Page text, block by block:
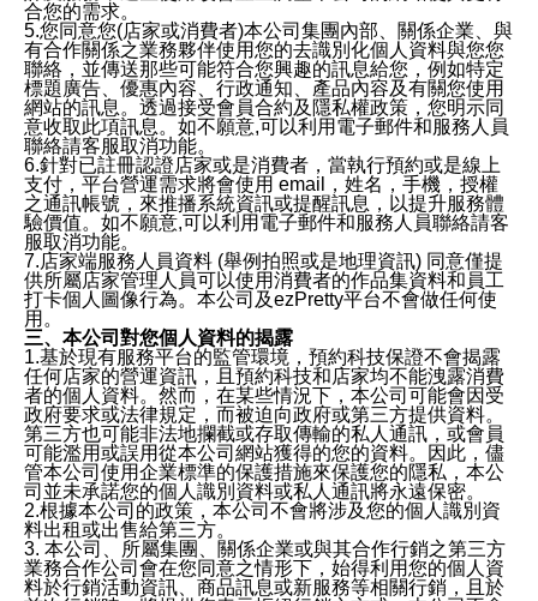
合您的需求。
5.您同意您(店家或消費者)本公司集團內部、關係企業、與
有合作關係之業務夥伴使用您的去識別化個人資料與您您
聯絡，並傳送那些可能符合您興趣的訊息給您，例如特定
標題廣告、優惠內容、行政通知、產品內容及有關您使用
網站的訊息。透過接受會員合約及隱私權政策，您明示同
意收取此項訊息。如不願意,可以利用電子郵件和服務人員
聯絡請客服取消功能。
6.針對已註冊認證店家或是消費者，當執行預約或是線上
支付，平台營運需求將會使用 email，姓名，手機，授權
之通訊帳號，來推播系統資訊或提醒訊息，以提升服務體
驗價值。如不願意,可以利用電子郵件和服務人員聯絡請客
服取消功能。
7.店家端服務人員資料 (舉例拍照或是地理資訊) 同意僅提
供所屬店家管理人員可以使用消費者的作品集資料和員工
打卡個人圖像行為。本公司及ezPretty平台不會做任何使
用。
三、本公司對您個人資料的揭露
1.基於現有服務平台的監管環境，預約科技保證不會揭露
任何店家的營運資訊，且預約科技和店家均不能洩露消費
者的個人資料。然而，在某些情況下，本公司可能會因受
政府要求或法律規定，而被迫向政府或第三方提供資料。
第三方也可能非法地攔截或存取傳輸的私人通訊，或會員
可能濫用或誤用從本公司網站獲得的您的資料。因此，儘
管本公司使用企業標準的保護措施來保護您的隱私，本公
司並未承諾您的個人識別資料或私人通訊將永遠保密。
2.根據本公司的政策，本公司不會將涉及您的個人識別資
料出租或出售給第三方。
3. 本公司、所屬集團、關係企業或與其合作行銷之第三方
業務合作公司會在您同意之情形下，始得利用您的個人資
料於行銷活動資訊、商品訊息或新服務等相關行銷，且於